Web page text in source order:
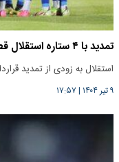
تمدید با ۴ ستاره استقلال قطعی شد
استقلال به زودی از تمدید
۹ تیر ۱۴۰۴ | ۱۷:۵۷